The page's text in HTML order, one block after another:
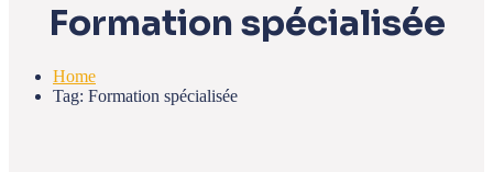
Formation spécialisée
Home
Tag: Formation spécialisée